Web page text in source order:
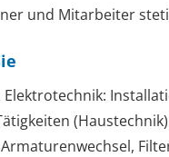
und Mitarbeiter